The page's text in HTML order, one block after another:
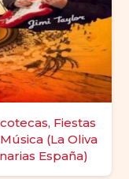
Fiestas
(La Oliva
España)